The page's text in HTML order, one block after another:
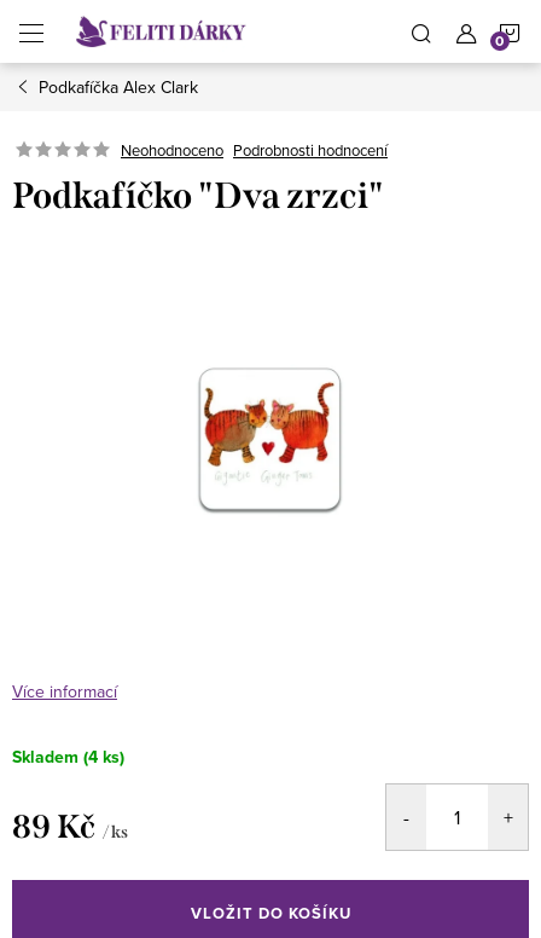
obsah
Podkafíčka Alex Clark
Neohodnoceno Podrobnosti hodnocení
Podkafíčko "Dva zrzci"
Více informací
Skladem (4 ks)
89 Kč / ks
cena:
VLOŽIT DO KOŠÍKU